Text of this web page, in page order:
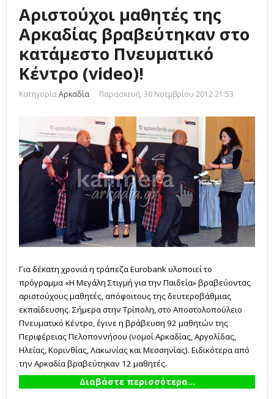
Αριστούχοι μαθητές της
Αρκαδίας βραβεύτηκαν στο
κατάμεστο Πνευματικό
Κέντρο (video)!
ΚατηγορίαΑρκαδία Παρασκευή, 30 Νοεμβρίου 2012 21:53
Για δέκατη χρονιά η τράπεζα Eurobank υλοποιεί το
πρόγραμμα «Η Μεγάλη Στιγμή για την Παιδεία» βραβεύοντας
αριστούχους μαθητές, απόφοιτους της δευτεροβάθμιας
εκπαίδευσης. Σήμερα στην Τρίπολη, στο Αποστολοπούλειο
Πνευματικό Κέντρο, έγινε η βράβευση 92 μαθητών της
Περιφέρειας Πελοποννήσου (νομοί Αρκαδίας, Αργολίδας,
Ηλείας, Κορινθίας, Λακωνίας και Μεσσηνίας). Ειδικότερα από
την Αρκαδία βραβεύτηκαν 12 μαθητές.
Διαβάστε περισσότερα...